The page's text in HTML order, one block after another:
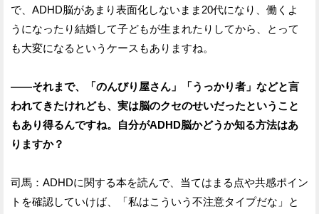
で、ADHD脳があまり表面化しないまま20代になり、働くよ
うになったり結婚して子どもが生まれたりしてから、とって
も大変になるというケースもありますね。
——それまで、「のんびり屋さん」「うっかり者」などと言
われてきたけれども、実は脳のクセのせいだったということ
もあり得るんですね。自分がADHD脳かどうか知る方法はあ
りますか？
司馬：ADHDに関する本を読んで、当てはまる点や共感ポイン
トを確認していけば、「私はこういう不注意タイプだな」と